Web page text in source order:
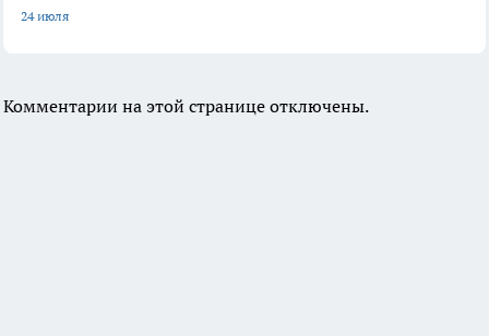
24 июля
Комментарии на этой странице отключены.